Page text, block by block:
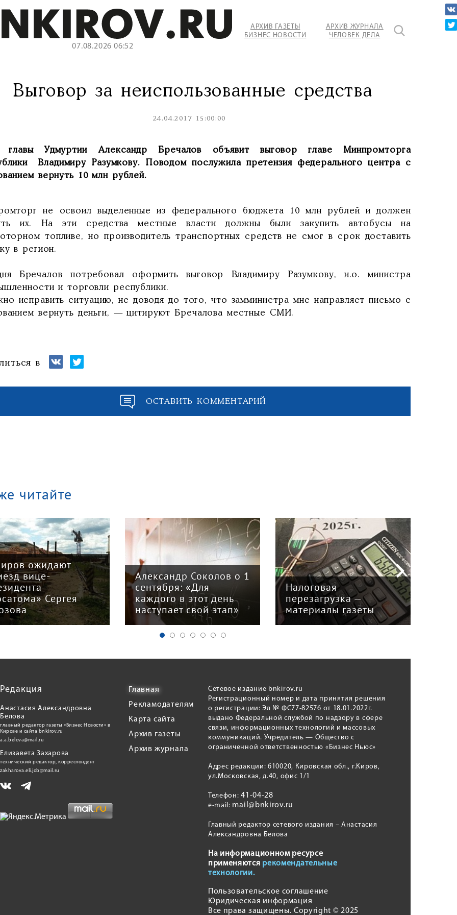
07.08.2026 06:52
АРХИВ ГАЗЕТЫ
БИЗНЕС НОВОСТИ
АРХИВ ЖУРНАЛА
ЧЕЛОВЕК ДЕЛА
Выговор за неиспользованные средства
24.04.2017 15:00:00
главы Удмуртии Александр Бречалов объявит выговор главе Минпромторга
Владимиру Разумкову. Поводом послужила претензия федерального центра с
вернуть 10 млн рублей.
не освоил выделенные из федерального бюджета 10 млн рублей и должен
их. На эти средства местные власти должны были закупить автобусы на
топливе, но производитель транспортных средств не смог в срок доставить
в регион.
Бречалов потребовал оформить выговор Владимиру Разумкову, и.о. министра
и торговли республики.
исправить ситуацию, не доводя до того, что замминистра мне направляет письмо с
вернуть деньги, — цитируют Бречалова местные СМИ.
в
ОСТАВИТЬ КОММЕНТАРИЙ
читайте
ожидают
вице-
Сергея
Александр Соколов о 1
сентября: «Для
каждого в этот день
наступает свой этап»
Налоговая
перезагрузка —
материалы газеты
Редакция
Анастасия Александровна
Белова
главный редактор газеты «Бизнес Новости» в
Кирове и сайта bnkirov.ru
a.a.belova@mail.ru
Елизавета Захарова
технический редактор, корреспондент
zakharova.eli.job@mail.ru
Главная
Рекламодателям
Карта сайта
Архив газеты
Архив журнала
Сетевое издание bnkirov.ru
Регистрационный номер и дата принятия решения
о регистрации: Эл № ФС77-82576 от 18.01.2022г.
выдано Федеральной службой по надзору в сфере
связи, информационных технологий и массовых
коммуникаций. Учредитель — Общество с
ограниченной ответственностью «Бизнес Ньюс»
Адрес редакции: 610020, Кировская обл., г.Киров,
ул.Московская, д.40, офис 1/1
Телефон:41-04-28
e-mail: mail@bnkirov.ru
Главный редактор сетевого издания – Анастасия
Александровна Белова
На информационном ресурсе
применяются рекомендательные
технологии.
Пользовательское соглашение
Юридическая информация
Все права защищены. Copyright © 2025